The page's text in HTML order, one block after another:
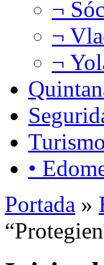
¬
¬
¬
Turismo
•
Portada »